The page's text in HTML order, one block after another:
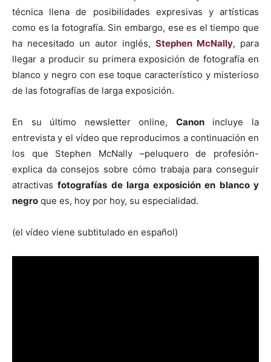
técnica llena de posibilidades expresivas y artísticas
como es la fotografía. Sin embargo, ese es el tiempo que
ha necesitado un autor inglés, Stephen McNally, para
llegar a producir su primera exposición de fotografía en
blanco y negro con ese toque característico y misterioso
de las fotografías de larga exposición.
En su último newsletter online, Canonincluye la
entrevista y el vídeo que reproducimos a continuación en
los que Stephen McNally –peluquero de profesión-
explica da consejos sobre cómo trabaja para conseguir
atractivasfotografías de larga exposición en blanco y
negro que es, hoy por hoy, su especialidad.
(el vídeo viene subtitulado en español)